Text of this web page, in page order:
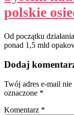
polskie
Od początku
ponad 1,5 mld
Dodaj
Twój adres e-mail
oznaczone *
Komentarz *